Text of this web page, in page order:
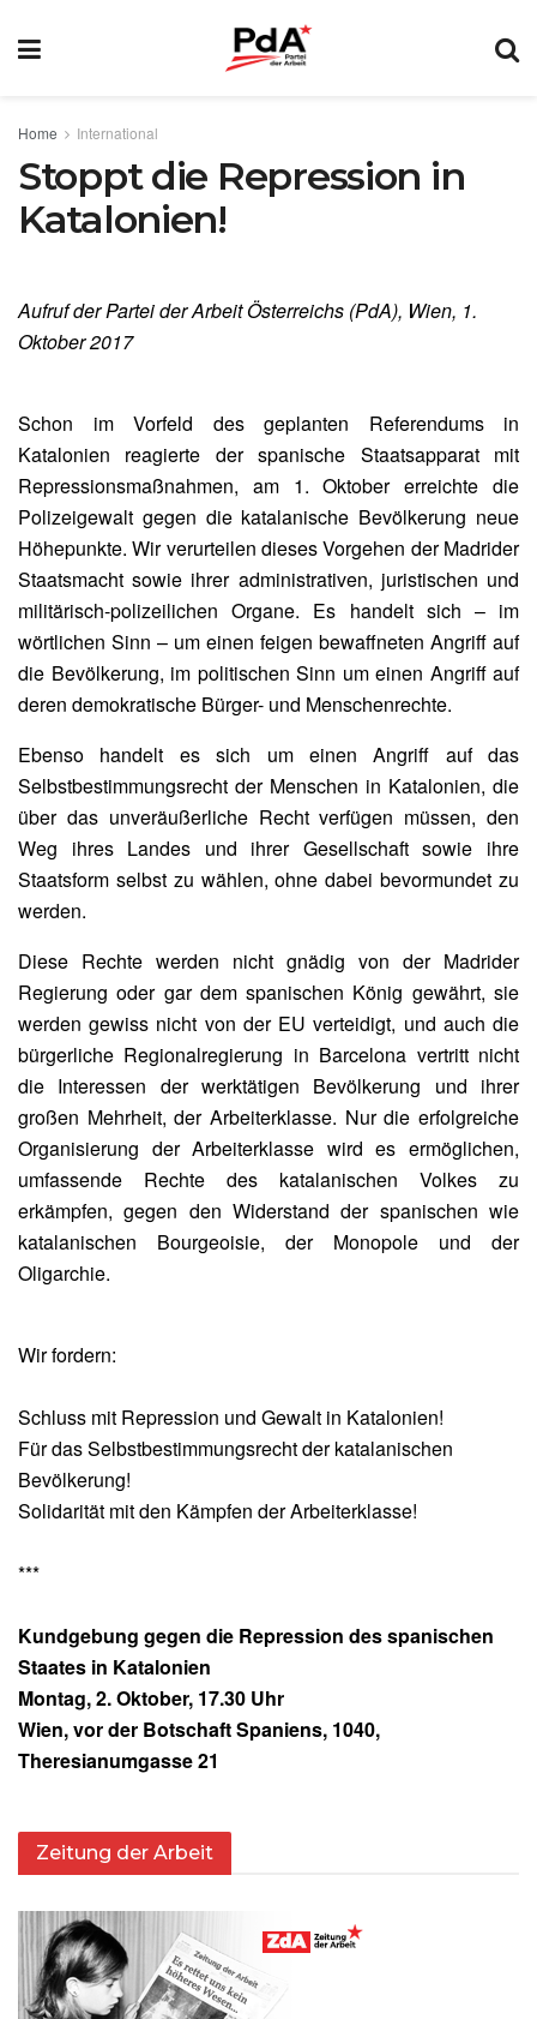
Home International
Stoppt die Repression in
Katalonien!
Aufruf der Partei der Arbeit Österreichs (PdA), Wien, 1.
Oktober 2017
Schon im Vorfeld des geplanten Referendums in
Katalonien reagierte der spanische Staatsapparat mit
Repressionsmaßnahmen, am 1. Oktober erreichte die
Polizeigewalt gegen die katalanische Bevölkerung neue
Höhepunkte. Wir verurteilen dieses Vorgehen der Madrider
Staatsmacht sowie ihrer administrativen, juristischen und
militärisch-polizeilichen Organe. Es handelt sich – im
wörtlichen Sinn – um einen feigen bewaffneten Angriff auf
die Bevölkerung, im politischen Sinn um einen Angriff auf
deren demokratische Bürger- und Menschenrechte.
Ebenso handelt es sich um einen Angriff auf das
Selbstbestimmungsrecht der Menschen in Katalonien, die
über das unveräußerliche Recht verfügen müssen, den
Weg ihres Landes und ihrer Gesellschaft sowie ihre
Staatsform selbst zu wählen, ohne dabei bevormundet zu
werden.
Diese Rechte werden nicht gnädig von der Madrider
Regierung oder gar dem spanischen König gewährt, sie
werden gewiss nicht von der EU verteidigt, und auch die
bürgerliche Regionalregierung in Barcelona vertritt nicht
die Interessen der werktätigen Bevölkerung und ihrer
großen Mehrheit, der Arbeiterklasse. Nur die erfolgreiche
Organisierung der Arbeiterklasse wird es ermöglichen,
umfassende Rechte des katalanischen Volkes zu
erkämpfen, gegen den Widerstand der spanischen wie
katalanischen Bourgeoisie, der Monopole und der
Oligarchie.
Wir fordern:
Schluss mit Repression und Gewalt in Katalonien!
Für das Selbstbestimmungsrecht der katalanischen
Bevölkerung!
Solidarität mit den Kämpfen der Arbeiterklasse!
***
Kundgebung gegen die Repression des spanischen
Staates in Katalonien
Montag, 2. Oktober, 17.30 Uhr
Wien, vor der Botschaft Spaniens, 1040,
Theresianumgasse 21
Zeitung der Arbeit